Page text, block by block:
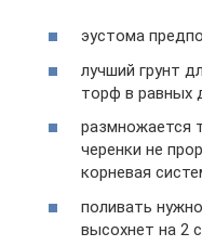
эустома
лучший грунт
торф в равных
размножается
черенки не
корневая
поливать
высохнет на 2